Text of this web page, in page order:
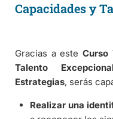
Capacidades y
Gracias a este Curso
Talento
Estrategias, serás
Realizar una